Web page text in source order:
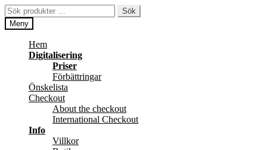
Hoppa
till
navigering
Hoppa
till
innehåll
Sök
efter:
Sök
Meny
Hem
Digitalisering
Priser
Förbättringar
Önskelista
Checkout
About the checkout
International Checkout
Info
Villkor